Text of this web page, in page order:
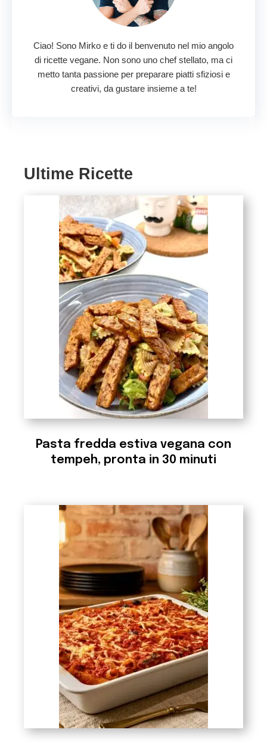
Ciao! Sono Mirko e ti do il benvenuto nel mio angolo
di ricette vegane. Non sono uno chef stellato, ma ci
metto tanta passione per preparare piatti sfiziosi e
creativi, da gustare insieme a te!
Ultime Ricette
Pasta fredda estiva vegana con
tempeh, pronta in 30 minuti